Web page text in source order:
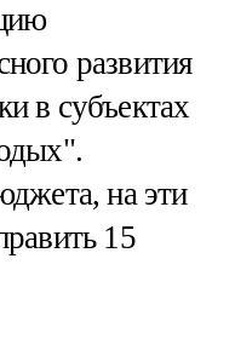
развития
в субъектах
на эти
15